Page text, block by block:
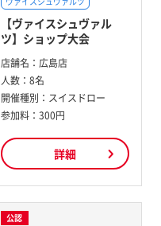
【ヴァイスシュヴァル
ツ】ショップ大会
店舗名： 広島店
人数： 8名
開催種別： スイスドロー
参加料： 300円
詳細
公認